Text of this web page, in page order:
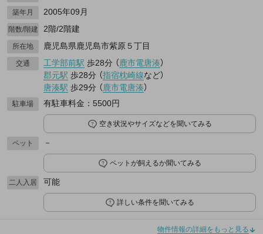
築年月 2005年09月
階数/階建 2階/2階建
所在地 鹿児島県鹿児島市紫原５丁目
交通 工学部前駅 歩28分 （鹿市電唐湊）
郡元駅 歩28分 （指宿枕崎線など）
唐湊駅 歩29分 （鹿市電唐湊）
駐車場 有駐車料金：5500円
空き状況やサイズなどを聞いてみる
ペット －
ペットが飼えるか聞いてみる
二人入居 可能
詳しい条件を聞いてみる
物件情報の詳細をもっと見る